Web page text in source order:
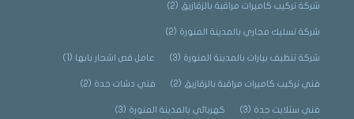
شركة تركيب كاميرات مراقبة بالزقازيق (2)
شركة تسليك مجاري بالمدينة المنورة (2)
شركة تنظيف بيارات بالمدينة المنورة (3) عامل قص اشجار بابها (1)
فني تركيب كاميرات مراقبة بالزقازيق (2) فني دشات جدة (2)
فني ستلايت جدة (3) كهربائي بالمدينة المنورة (3)